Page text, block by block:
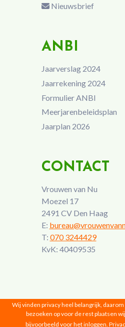
Nieuwsbrief
ANBI
Jaarverslag 2024
Jaarrekening 2024
Formulier ANBI
Meerjarenbeleidsplan
Jaarplan 2026
CONTACT
Vrouwen van Nu
Moezel 17
2491 CV Den Haag
E:
T: 070 3244429
KvK: 40409535
Vrouwen van Nu © 2026 |
Wij vinden privacy heel belangrijk,
bezoeken op voor de rest plaatsen
bijvoorbeeld voor het inloggen.